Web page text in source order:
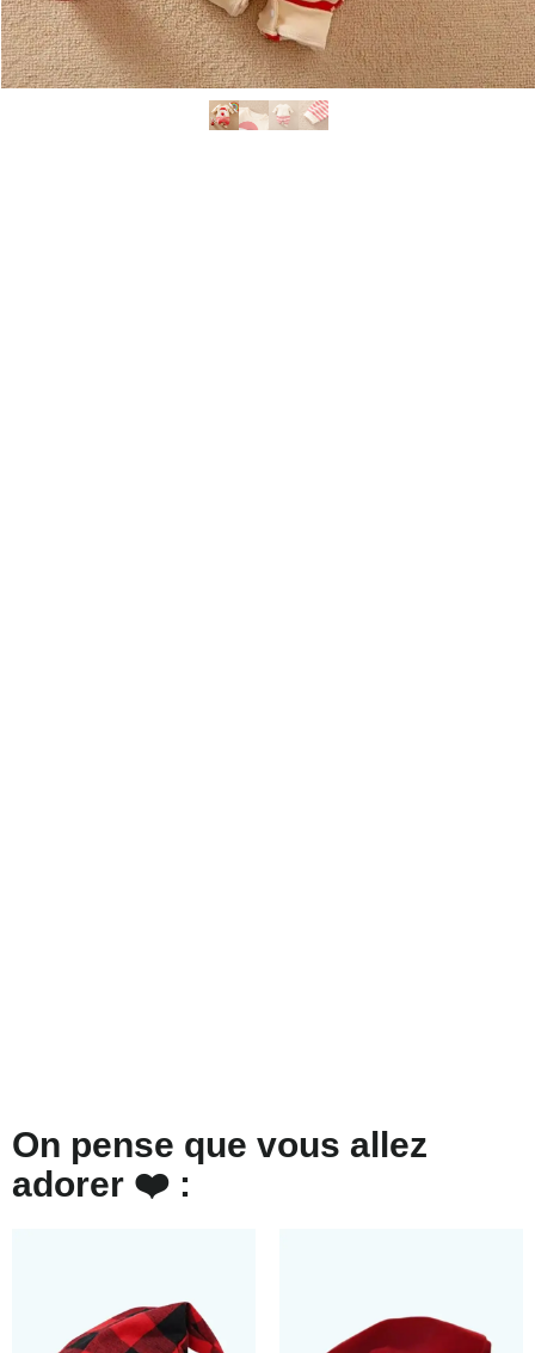
On pense que vous allez
adorer ❤️ :